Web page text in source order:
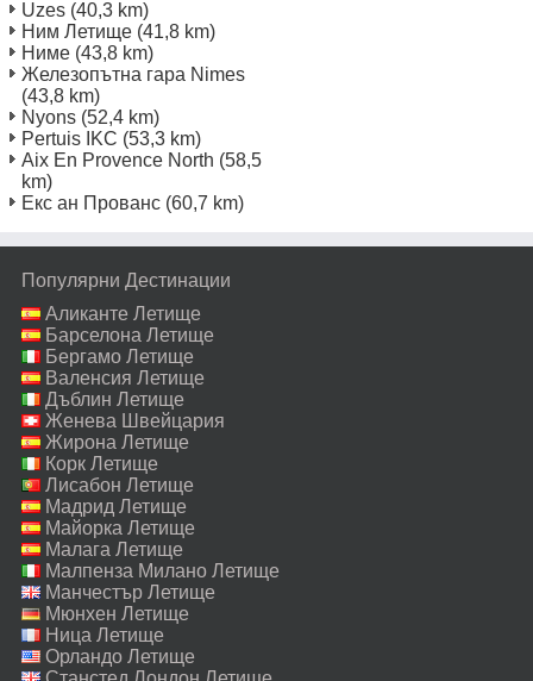
Uzes (40,3 km)
Ним Летище (41,8 km)
Ниме (43,8 km)
Железопътна гара Nimes
(43,8 km)
Nyons (52,4 km)
Pertuis IKC (53,3 km)
Aix En Provence North (58,5
km)
Екс ан Прованс (60,7 km)
Популярни Дестинации
Аликанте Летище
Барселона Летище
Бергамо Летище
Валенсия Летище
Дъблин Летище
Женева Швейцария
Летище
Жирона Летище
Корк Летище
Лисабон Летище
Мадрид Летище
Майорка Летище
Малага Летище
Малпенза Милано Летище
Манчестър Летище
Мюнхен Летище
Ница Летище
Орландо Летище